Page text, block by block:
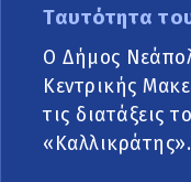
Ταυτότητα
Ο Δήμος
Κεντρικής
τις διατάξεις